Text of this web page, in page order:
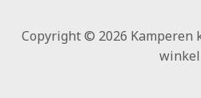
Copyright © 2026 Kamperen
winkel